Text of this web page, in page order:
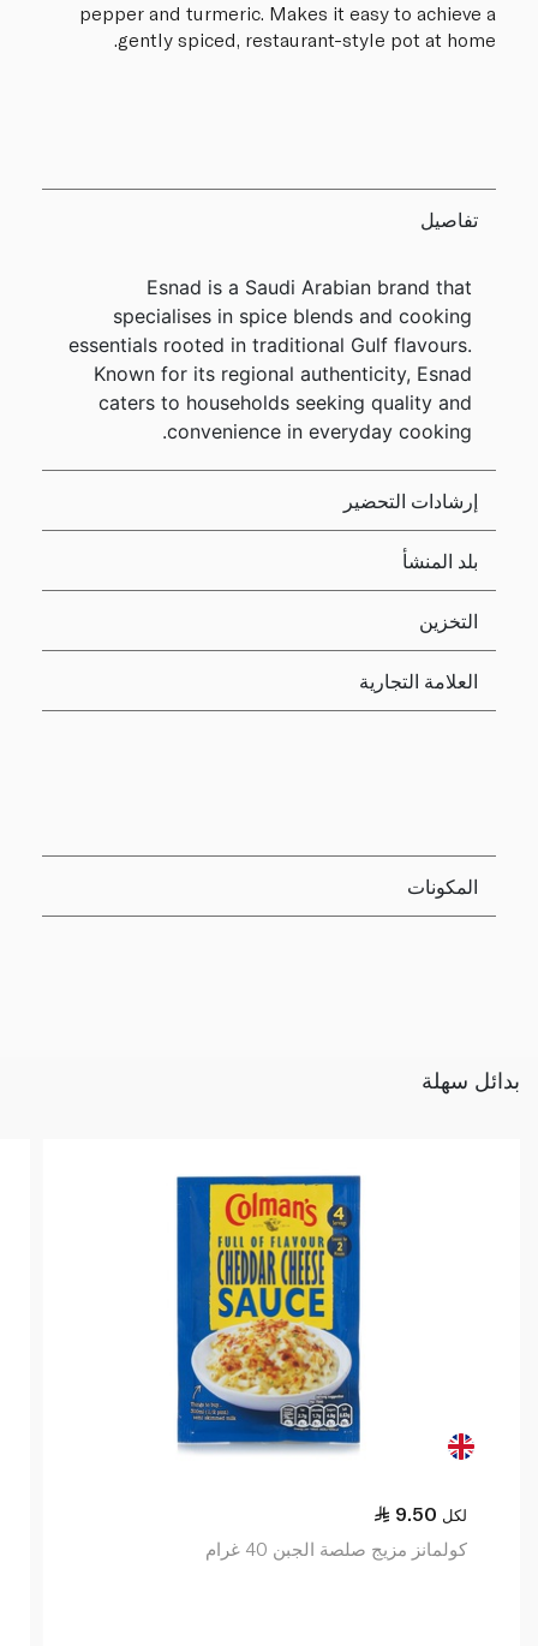
pepper and turmeric. Makes it easy to achieve a
gently spiced, restaurant-style pot at home.
تفاصيل
Esnad is a Saudi Arabian brand that
specialises in spice blends and cooking
essentials rooted in traditional Gulf flavours.
Known for its regional authenticity, Esnad
caters to households seeking quality and
convenience in everyday cooking.
إرشادات التحضير
بلد المنشأ
التخزين
العلامة التجارية
المكونات
بدائل سهلة
9.50 لكل
كولمانز مزيج صلصة الجبن 40 غرام